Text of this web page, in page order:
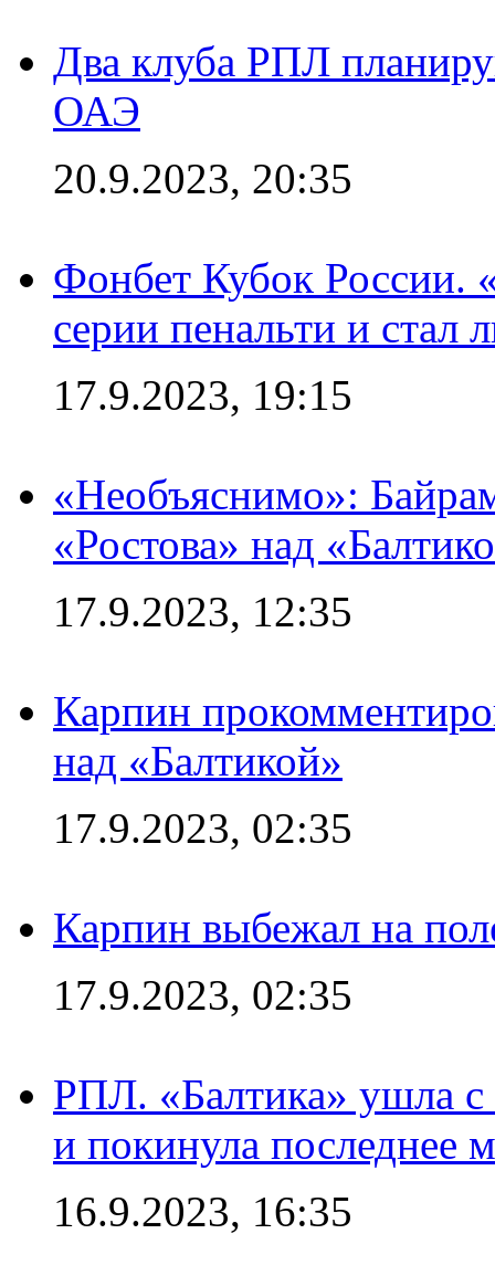
Два клуба РПЛ
ОАЭ
20.9.2023, 20:35
Фонбет Кубок России.
серии пенальти и стал
17.9.2023, 19:15
«Необъяснимо»:
«Ростова» над
17.9.2023, 12:35
Карпин
над «Балтикой»
17.9.2023, 02:35
Карпин выбежал на
17.9.2023, 02:35
РПЛ. «Балтика» ушла с
и покинула последнее
16.9.2023, 16:35